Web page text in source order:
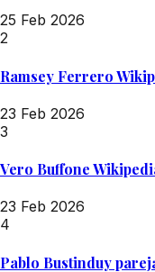
25 Feb 2026
2
Ramsey Ferrero
23 Feb 2026
3
Vero Buffone
23 Feb 2026
4
Pablo Bustinduy